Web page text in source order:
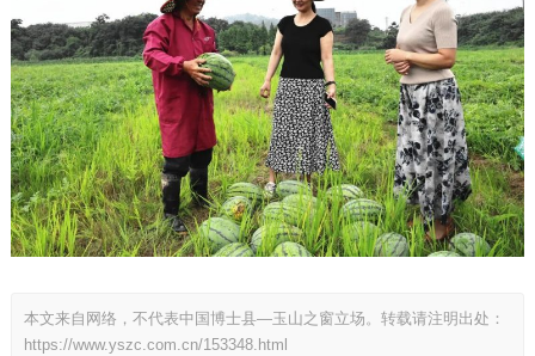
本文来自网络，不代表中国博士县—玉山之窗立场。转载请注明出处：
https://www.yszc.com.cn/153348.html